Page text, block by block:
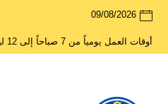
09/08/2026
أوقات العمل يومياً من 7 صباحاً إلى 12 ليلاً